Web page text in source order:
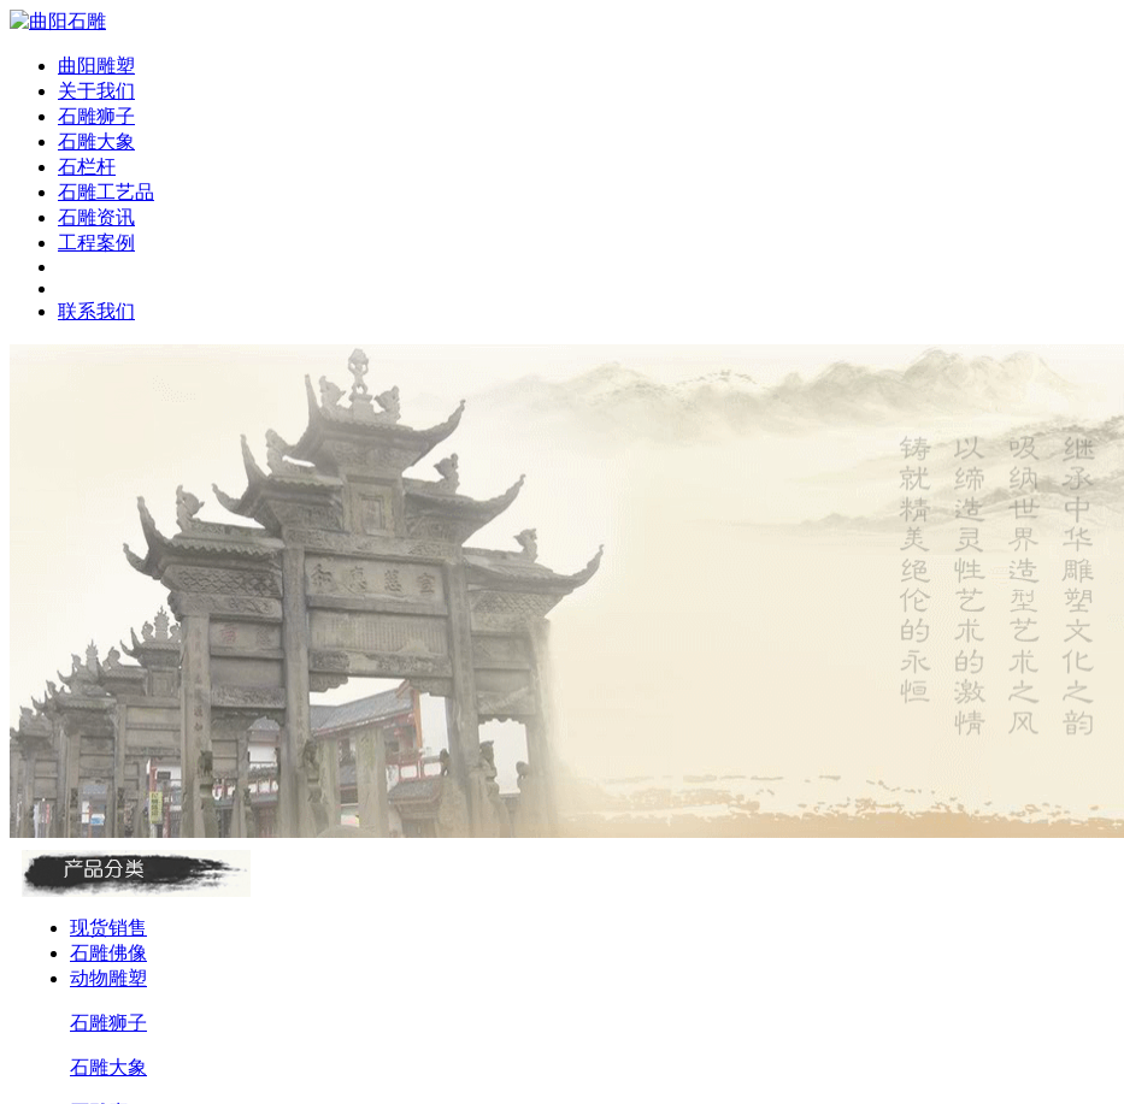
曲阳雕塑
关于我们
石雕狮子
石雕大象
石栏杆
石雕工艺品
石雕资讯
工程案例
联系我们
现货销售
石雕佛像
动物雕塑
石雕狮子
石雕大象